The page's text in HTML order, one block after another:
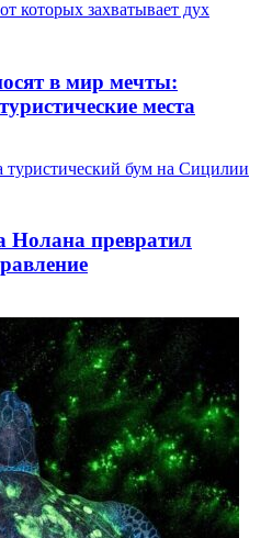
в мир мечты:
места
Нолана превратил